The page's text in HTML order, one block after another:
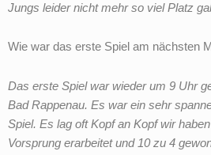
Jungs leider nicht mehr so viel Platz
Wie war das erste Spiel am nächsten
Das erste Spiel war wieder um 9 Uhr
Bad Rappenau. Es war ein sehr
Spiel. Es lag oft Kopf an Kopf wir
Vorsprung erarbeitet und 10 zu 4